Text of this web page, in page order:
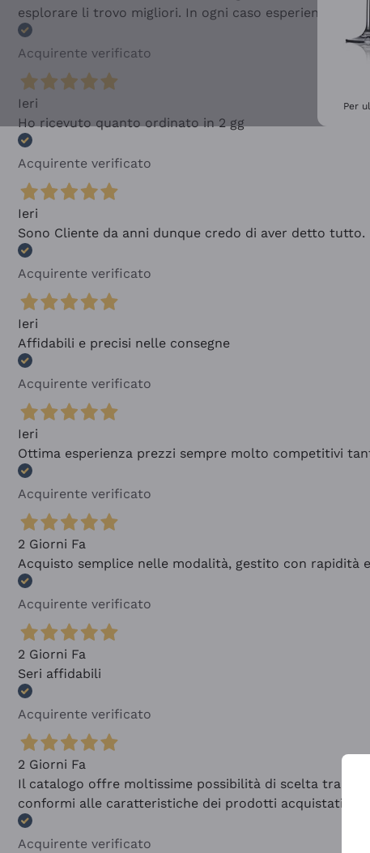
esplorare li trovo migliori. In ogni caso esperienza
Acquirente verificato
Ieri
Ho ricevuto quanto ordinato in 2 gg
Acquirente verificato
Ieri
Sono Cliente da anni dunque credo di aver detto tutto.
Acquirente verificato
Ieri
Affidabili e precisi nelle consegne
Acquirente verificato
Ieri
Ottima esperienza prezzi sempre molto competitivi
Acquirente verificato
2 Giorni Fa
Acquisto semplice nelle modalità, gestito con rapidità
Acquirente verificato
2 Giorni Fa
Seri affidabili
Acquirente verificato
2 Giorni Fa
Il catalogo offre moltissime possibilità di scelta tra
conformi alle caratteristiche dei prodotti acquistati
Acquirente verificato
Per